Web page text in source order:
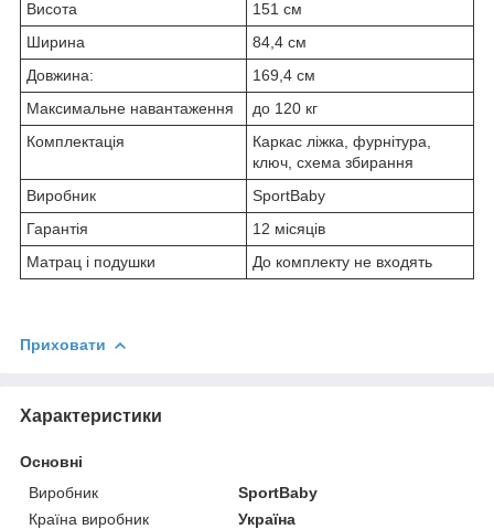
Висота
151 см
Ширина
84,4 см
Довжина:
169,4 см
Максимальне навантаження
до 120 кг
Комплектація
Каркас ліжка, фурнітура,
ключ, схема збирання
Виробник
SportBaby
Гарантія
12 місяців
Матрац і подушки
До комплекту не входять
Приховати
Характеристики
Основні
Виробник
SportBaby
Країна виробник
Україна